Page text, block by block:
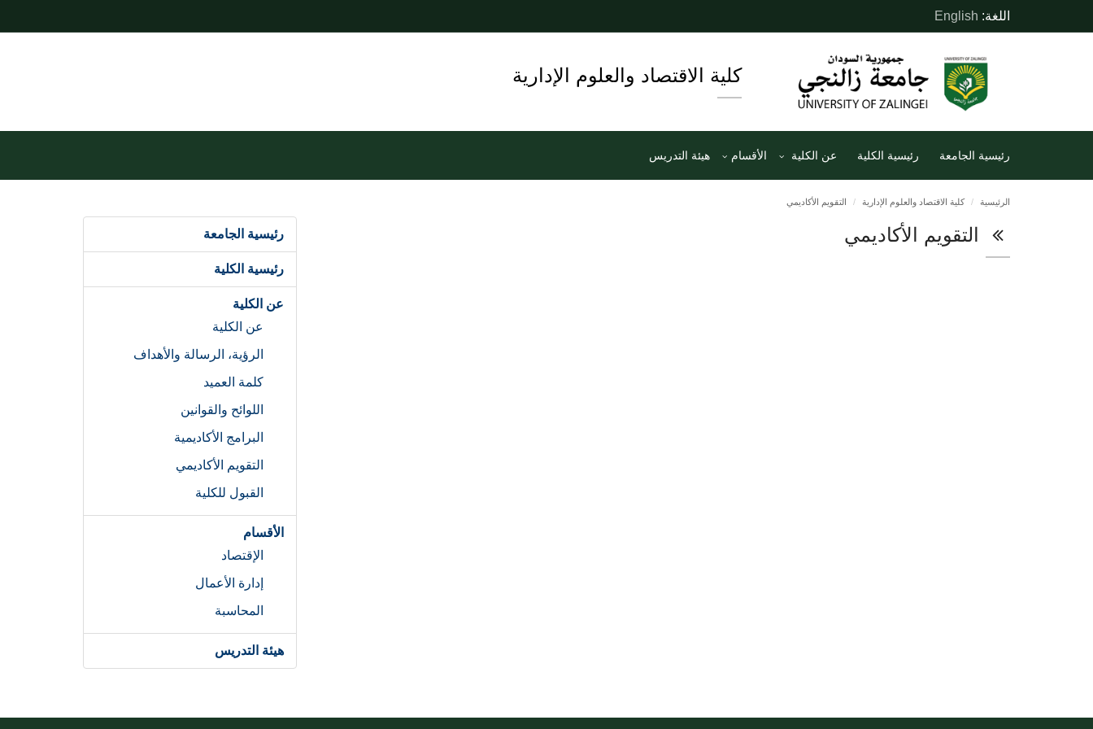
اللغة: English
كلية الاقتصاد والعلوم الإدارية
رئيسية الجامعة رئيسية الكلية عن الكلية الأقسام هيئة التدريس
الرئيسية كلية الاقتصاد والعلوم الإدارية التقويم الأكاديمي
التقويم الأكاديمي رئيسية الجامعة
رئيسية الكلية
عن الكلية
عن الكلية
الرؤية، الرسالة والأهداف
كلمة العميد
اللوائح والقوانين
البرامج الأكاديمية
التقويم الأكاديمي
القبول للكلية
الأقسام
الإقتصاد
إدارة الأعمال
المحاسبة
هيئة التدريس